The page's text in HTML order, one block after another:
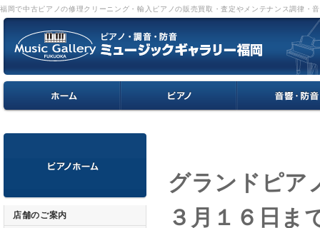
福岡で中古ピアノの修理クリーニング・輸入ピアノの販売買取・査定やメンテナンス調律
グランドピア
３月１６日ま
店舗のご案内